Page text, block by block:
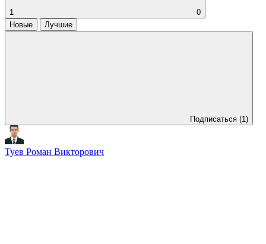
1
0
Новые
Лучшие
Подписаться (1)
Туев Роман Викторович